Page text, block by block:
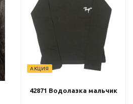
АКЦИЯ
42871 Водолазка мальчик